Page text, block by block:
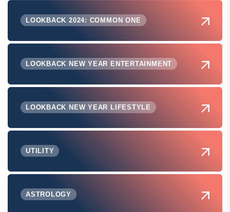
LOOKBACK 2024: COMMON ONE
LOOKBACK NEW YEAR ENTERTAINMENT
LOOKBACK NEW YEAR LIFESTYLE
UTILITY
ASTROLOGY